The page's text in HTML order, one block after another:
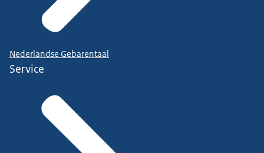
Nederlandse Gebarentaal
Service